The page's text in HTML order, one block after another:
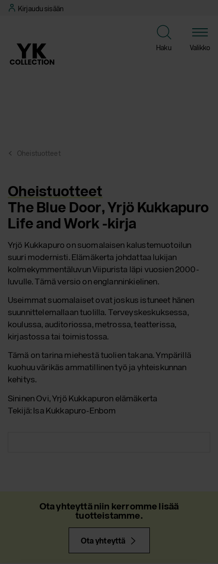
Siirry
suoraan
Kirjaudu sisään
Haku Valikko
Oheistuotteet
Oheistuotteet
The Blue Door, Yrjö Kukkapuro
Life and Work -kirja
Yrjö Kukkapuro on suomalaisen kalustemuotoilun
suuri modernisti. Elämäkerta johdattaa lukijan
kolmekymmentäluvun Viipurista läpi vuosien 2000-
luvulle. Tämä versio on englanninkielinen.
Useimmat suomalaiset ovat joskus istuneet hänen
suunnittelemallaan tuolilla. Terveyskeskuksessa,
koulussa, auditoriossa, metrossa, teatterissa,
kirjastossa tai toimistossa.
Tämä on tarina miehestä tuolien takana. Ympärillä
kuohuu värikäs ammatillinen työ ja yhteiskunnan
kehitys.
Sininen Ovi, Yrjö Kukkapuron elämäkerta
Tekijä: Isa Kukkapuro-Enbom
Ota yhteyttä niin kerromme lisää
tuotteistamme.
Ota yhteyttä